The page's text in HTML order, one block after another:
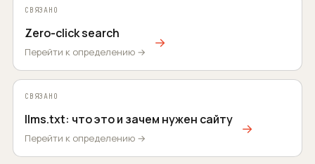
СВЯЗАНО
Zero‑click search
Перейти к определению →
→
СВЯЗАНО
llms.txt: что это и зачем нужен сайту
Перейти к определению →
→